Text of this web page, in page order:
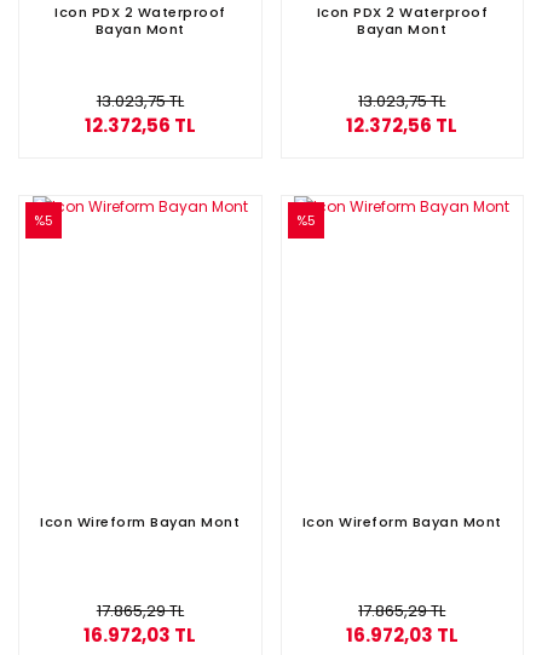
Icon PDX 2 Waterproof
Bayan Mont
13.023,75 TL
12.372,56 TL
Icon PDX 2 Waterproof
Bayan Mont
13.023,75 TL
12.372,56 TL
%5
Icon Wireform Bayan Mont
17.865,29 TL
16.972,03 TL
%5
Icon Wireform Bayan Mont
17.865,29 TL
16.972,03 TL